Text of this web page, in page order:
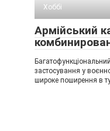
Хоббі
Армійський
застосування у
широке поширення в